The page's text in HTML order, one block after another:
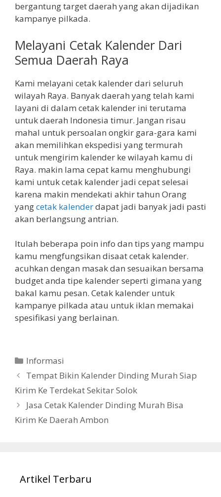
bergantung target daerah yang akan dijadikan
kampanye pilkada.
Melayani Cetak Kalender Dari
Semua Daerah Raya
Kami melayani cetak kalender dari seluruh
wilayah Raya. Banyak daerah yang telah kami
layani di dalam cetak kalender ini terutama
untuk daerah Indonesia timur. Jangan risau
mahal untuk persoalan ongkir gara-gara kami
akan memilihkan ekspedisi yang termurah
untuk mengirim kalender ke wilayah kamu di
Raya. makin lama cepat kamu menghubungi
kami untuk cetak kalender jadi cepat selesai
karena makin mendekati akhir tahun Orang
yangcetak kalenderdapat jadi banyak jadi pasti
akan berlangsung antrian.
Itulah beberapa poin info dan tips yang mampu
kamu mengfungsikan disaat cetak kalender.
acuhkan dengan masak dan sesuaikan bersama
budget anda tipe kalender seperti gimana yang
bakal kamu pesan. Cetak kalender untuk
kampanye pilkada atau untuk iklan memakai
spesifikasi yang berlainan.
Categories
Informasi
Tempat Bikin Kalender Dinding Murah Siap
Kirim Ke Terdekat Sekitar Solok
Jasa Cetak Kalender Dinding Murah Bisa
Kirim Ke Daerah Ambon
Artikel Terbaru